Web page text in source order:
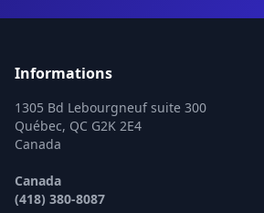
Informations
1305 Bd Lebourgneuf suite 300
Québec, QC G2K 2E4
Canada
Canada
(418) 380-8087